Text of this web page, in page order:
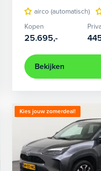
adaptief keyless entry
airco (automatisch)
Kopen
25.695,-
Bekijken
Kies jouw zomerdeal!